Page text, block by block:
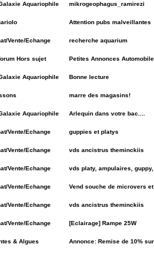
Aquariophile mikrogeophagus_ramirezi
Attention pubs malveillantes
Vente/Echange recherche aquarium
Hors sujet Petites Annonces Automobile
Aquariophile Bonne lecture
marre des magasins!
Aquariophile Arlequin dans votre bac....
Vente/Echange guppies et platys
Vente/Echange vds ancistrus theminckiis
Vente/Echange vds platy, ampulaires,
Vente/Echange Vend souche de microvers
Vente/Echange vds ancistrus theminckiis
Vente/Echange [Eclairage] Rampe 25W
& Algues Annonce: Remise de 10%